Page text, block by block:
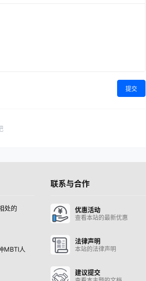
提交
处的
MBTI人
联系与合作
优惠活动
查看本站的最新优惠
法律声明
本站的法律声明
建议提交